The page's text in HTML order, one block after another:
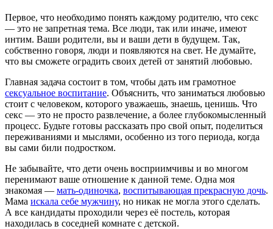
Первое, что необходимо понять каждому родителю, что секс
— это не запретная тема. Все люди, так или иначе, имеют
интим. Ваши родители, вы и ваши дети в будущем. Так,
собственно говоря, люди и появляются на свет. Не думайте,
что вы сможете оградить своих детей от занятий любовью.
Главная задача состоит в том, чтобы дать им грамотное
сексуальное воспитание. Объяснить, что заниматься любовью
стоит с человеком, которого уважаешь, знаешь, ценишь. Что
секс — это не просто развлечение, а более глубокомысленный
процесс. Будьте готовы рассказать про свой опыт, поделиться
переживаниями и мыслями, особенно из того периода, когда
вы сами били подростком.
Не забывайте, что дети очень восприимчивы и во многом
перенимают ваше отношение к данной теме. Одна моя
знакомая — мать-одиночка, воспитывающая прекрасную дочь.
Мама искала себе мужчину, но никак не могла этого сделать.
А все кандидаты проходили через её постель, которая
находилась в соседней комнате с детской.